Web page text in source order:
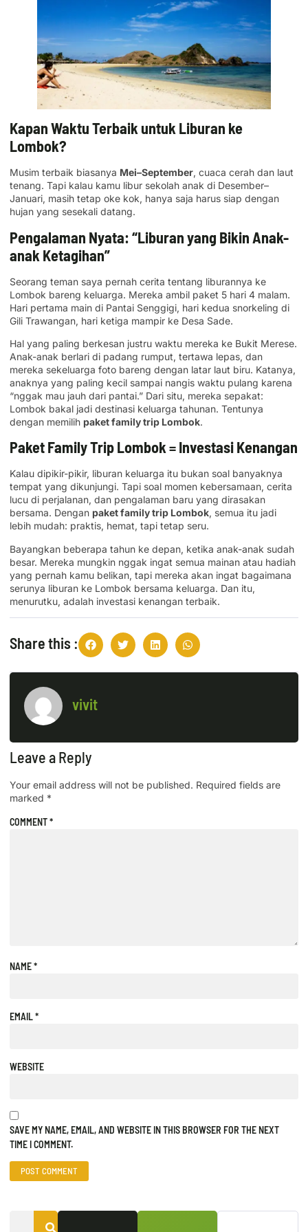
Kapan Waktu Terbaik untuk Liburan ke
Lombok?
Musim terbaik biasanya Mei–September, cuaca cerah dan laut
tenang. Tapi kalau kamu libur sekolah anak di Desember–
Januari, masih tetap oke kok, hanya saja harus siap dengan
hujan yang sesekali datang.
Pengalaman Nyata: “Liburan yang Bikin Anak-
anak Ketagihan”
Seorang teman saya pernah cerita tentang liburannya ke
Lombok bareng keluarga. Mereka ambil paket 5 hari 4 malam.
Hari pertama main di Pantai Senggigi, hari kedua snorkeling di
Gili Trawangan, hari ketiga mampir ke Desa Sade.
Hal yang paling berkesan justru waktu mereka ke Bukit Merese.
Anak-anak berlari di padang rumput, tertawa lepas, dan
mereka sekeluarga foto bareng dengan latar laut biru. Katanya,
anaknya yang paling kecil sampai nangis waktu pulang karena
“nggak mau jauh dari pantai.” Dari situ, mereka sepakat:
Lombok bakal jadi destinasi keluarga tahunan. Tentunya
dengan memilih paket family trip Lombok.
Paket Family Trip Lombok = Investasi Kenangan
Kalau dipikir-pikir, liburan keluarga itu bukan soal banyaknya
tempat yang dikunjungi. Tapi soal momen kebersamaan, cerita
lucu di perjalanan, dan pengalaman baru yang dirasakan
bersama. Dengan paket family trip Lombok, semua itu jadi
lebih mudah: praktis, hemat, tapi tetap seru.
Bayangkan beberapa tahun ke depan, ketika anak-anak sudah
besar. Mereka mungkin nggak ingat semua mainan atau hadiah
yang pernah kamu belikan, tapi mereka akan ingat bagaimana
serunya liburan ke Lombok bersama keluarga. Dan itu,
menurutku, adalah investasi kenangan terbaik.
Share this :
vivit
Leave a Reply
Your email address will not be published. Required fields are
marked *
COMMENT*
NAME*
EMAIL*
WEBSITE
SAVE MY NAME, EMAIL, AND WEBSITE IN THIS BROWSER FOR THE NEXT
TIME I COMMENT.